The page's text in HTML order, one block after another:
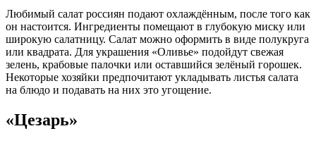
Любимый салат россиян подают охлаждённым, после того как
он настоится. Ингредиенты помещают в глубокую миску или
широкую салатницу. Салат можно оформить в виде полукруга
или квадрата. Для украшения «Оливье» подойдут свежая
зелень, крабовые палочки или оставшийся зелёный горошек.
Некоторые хозяйки предпочитают укладывать листья салата
на блюдо и подавать на них это угощение.
«Цезарь»